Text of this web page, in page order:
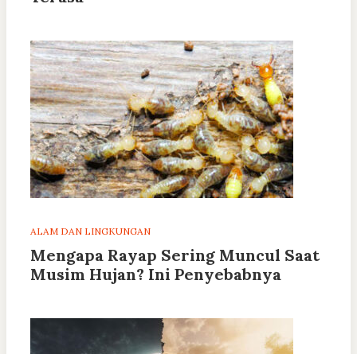
ALAM DAN LINGKUNGAN
Mengapa Rayap Sering Muncul Saat
Musim Hujan? Ini Penyebabnya